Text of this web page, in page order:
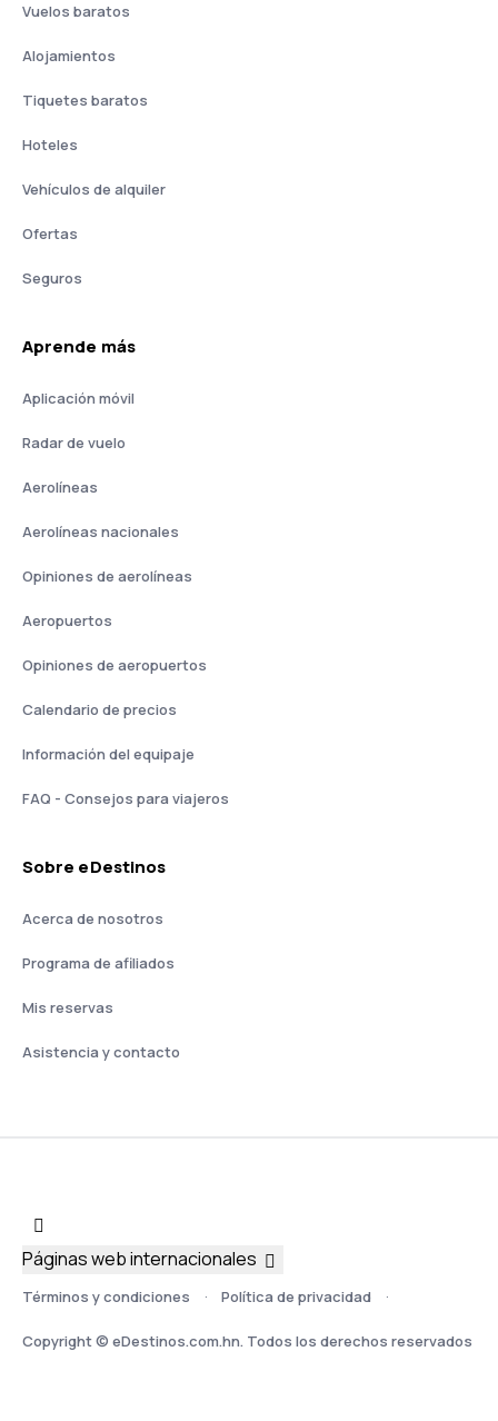
Vuelos baratos
Alojamientos
Tiquetes baratos
Hoteles
Vehículos de alquiler
Ofertas
Seguros
Aprende más
Aplicación móvil
Radar de vuelo
Aerolíneas
Aerolíneas nacionales
Opiniones de aerolíneas
Aeropuertos
Opiniones de aeropuertos
Calendario de precios
Información del equipaje
FAQ - Consejos para viajeros
Sobre eDestinos
Acerca de nosotros
Programa de afiliados
Mis reservas
Asistencia y contacto
Términos y condiciones Política de privacidad
Copyright © eDestinos.com.hn. Todos los derechos reservados
Páginas web internacionales